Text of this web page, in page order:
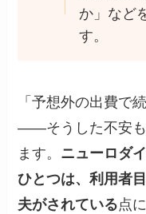
か」など
す。
「予想外の出費で
――そうした不安も
ます。 ニューロダ
ひとつは、利用者
夫がされている点